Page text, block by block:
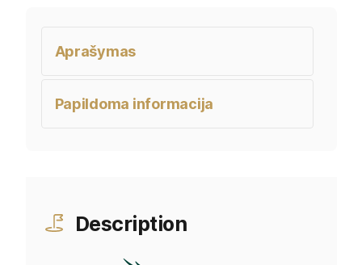
Aprašymas
Papildoma informacija
Description